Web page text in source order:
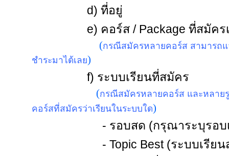
d) ที่อยู่
e) คอร์ส / Package ที่สมัครเ
(กรณีสมัครหลายคอร์ส สามารถ
ชำระมาได้เลย)
f) ระบบเรียนที่สมัคร
(กรณีสมัครหลายคอร์ส และหลาย
คอร์สที่สมัครว่าเรียนในระบบใด)
- รอบสด (กรุณาระบุรอบเรี
- Topic Best (ระบบเรียนส่ว